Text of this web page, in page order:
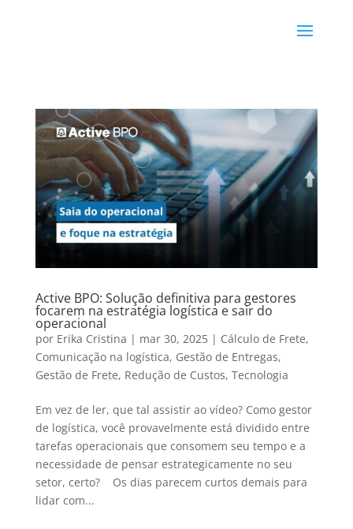
Active BPO: Solução definitiva para gestores
focarem na estratégia logística e sair do
operacional
por Erika Cristina | mar 30, 2025| Cálculo de Frete,
Comunicação na logística, Gestão de Entregas,
Gestão de Frete, Redução de Custos, Tecnologia
Em vez de ler, que tal assistir ao vídeo? Como gestor
de logística, você provavelmente está dividido entre
tarefas operacionais que consomem seu tempo e a
necessidade de pensar estrategicamente no seu
setor, certo? Os dias parecem curtos demais para
lidar com...